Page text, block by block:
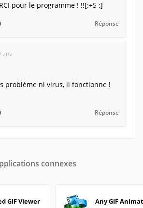
pour le programme ! !![:+5 :]
Réponse
ans
problème ni virus, il fonctionne !
Réponse
connexes
GIF Viewer Any GIF